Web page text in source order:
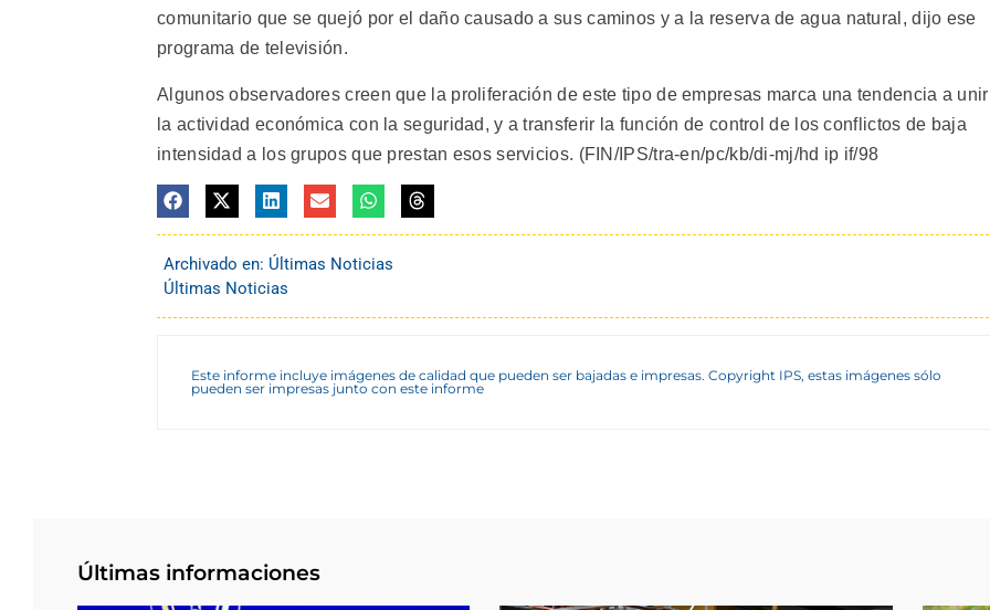
comunitario que se quejó por el daño causado a sus caminos y a la reserva de agua natural, dijo ese
programa de televisión.
Algunos observadores creen que la proliferación de este tipo de empresas marca una tendencia a unir
la actividad económica con la seguridad, y a transferir la función de control de los conflictos de baja
intensidad a los grupos que prestan esos servicios. (FIN/IPS/tra-en/pc/kb/di-mj/hd ip if/98
Archivado en: Últimas Noticias
Últimas Noticias
Este informe incluye imágenes de calidad que pueden ser bajadas e impresas. Copyright IPS, estas imágenes sólo
pueden ser impresas junto con este informe
Últimas informaciones